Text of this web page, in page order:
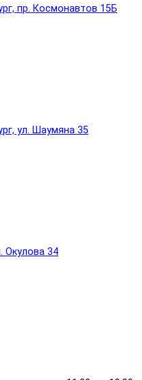
пр. Космонавтов 15Б
ул. Шаумяна 35
Окулова 34